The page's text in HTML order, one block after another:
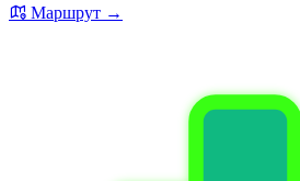
Маршрут →